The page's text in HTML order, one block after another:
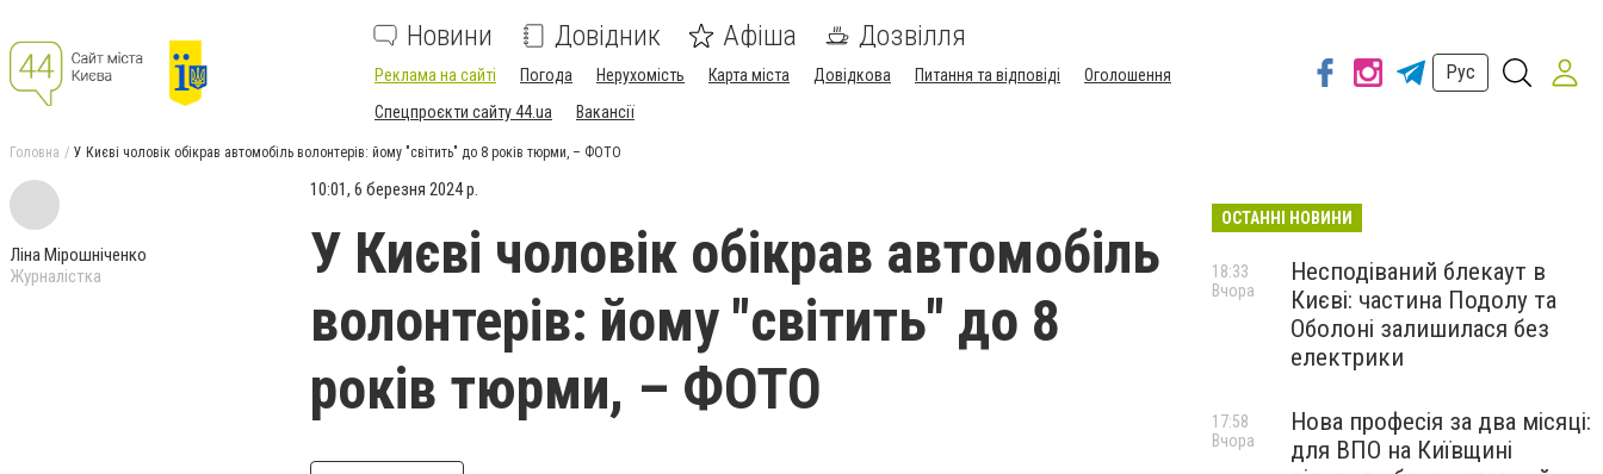
Новини Довідник Афіша Дозвілля
Реклама на сайті Погода Нерухомість Карта міста Довідкова Питання та відповіді
Оголошення
Спецпроєкти сайту 44.ua
Вакансії
Рус
Головна У Києві чоловік обікрав автомобіль волонтерів: йому "світить" до 8 років тюрми, – ФОТО
Ліна Мірошніченко
Журналістка
10:01, 6 березня 2024 р.
У Києві чоловік обікрав автомобіль
волонтерів: йому "світить" до 8
років тюрми, – ФОТО
ОСТАННІ НОВИНИ
Несподіваний блекаут в
Києві: частина Подолу та
Оболоні залишилася без
електрики
18:33
Вчора
Нова професія за два місяці:
для ВПО на Київщині
17:58
Вчора